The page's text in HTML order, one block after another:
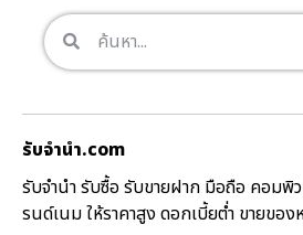
รับจํานํา.com
รับจำนำ รับซื้อ รับขายฝาก มือถือ คอมพิ
รนด์เนม ให้ราคาสูง ดอกเบี้ยต่ำ ขายของ